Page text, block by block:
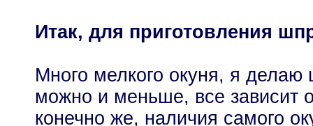
Итак, для приготовления
Много мелкого окуня, я делаю
можно и меньше, все зависит
конечно же, наличия самого